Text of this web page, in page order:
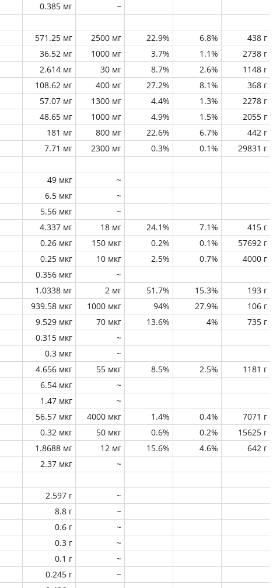
0.385 мг ~
571.25 мг 2500 мг 22.9% 6.8%
438 г
36.52 мг 1000 мг 3.7% 1.1%
2738 г
2.614 мг 30 мг 8.7% 2.6%
1148 г
108.62 мг 400 мг 27.2% 8.1%
368 г
57.07 мг 1300 мг 4.4% 1.3%
2278 г
48.65 мг 1000 мг 4.9% 1.5%
2055 г
181 мг 800 мг 22.6% 6.7%
442 г
7.71 мг 2300 мг 0.3% 0.1% 29831 г
49 мкг
~
6.5 мкг
~
5.56 мкг
~
4.337 мг 18 мг 24.1% 7.1%
415 г
0.26 мкг 150 мкг 0.2% 0.1%
57692 г
0.25 мкг 10 мкг 2.5% 0.7%
4000 г
0.356 мкг
~
1.0338 мг 2 мг 51.7% 15.3%
193 г
939.58 мкг 1000 мкг 94% 27.9%
106 г
9.529 мкг 70 мкг 13.6% 4%
735 г
0.315 мкг
~
0.3 мкг
~
4.656 мкг 55 мкг 8.5% 2.5%
1181 г
6.54 мкг
~
1.47 мкг
~
56.57 мкг 4000 мкг 1.4% 0.4%
7071 г
0.32 мкг 50 мкг 0.6% 0.2%
15625 г
1.8688 мг 12 мг 15.6% 4.6%
642 г
2.37 мкг ~
2.597 г
~
8.8 г
~
0.6 г
~
0.3 г
~
0.1 г ~
0.245 г
~